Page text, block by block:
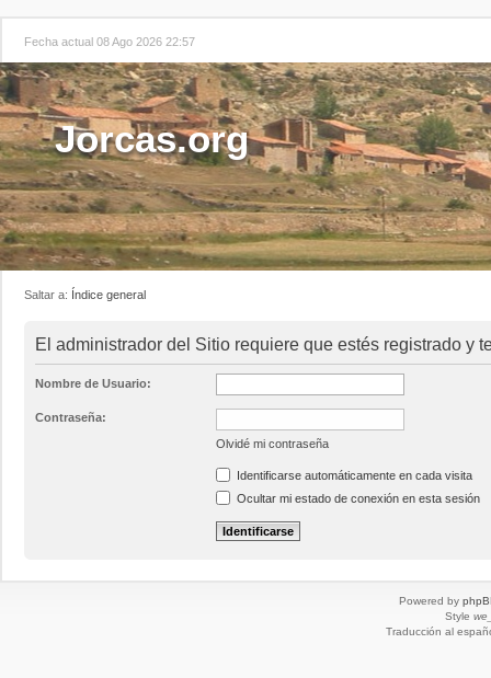
Fecha actual 08 Ago 2026 22:57
Jorcas.org
Saltar a: Índice general
El administrador del Sitio requiere que estés registrado y
Nombre de Usuario:
Contraseña:
Olvidé mi contraseña
Identificarse automáticamente en cada visita
Ocultar mi estado de conexión en esta sesión
Powered by
Style
Traducción al